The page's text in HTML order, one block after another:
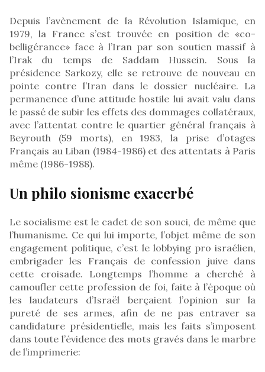
Depuis l’avènement de la Révolution Islamique, en
1979, la France s’est trouvée en position de «co-
belligérance» face à l’Iran par son soutien massif à
l’Irak du temps de Saddam Hussein. Sous la
présidence Sarkozy, elle se retrouve de nouveau en
pointe contre l’Iran dans le dossier nucléaire. La
permanence d’une attitude hostile lui avait valu dans
le passé de subir les effets des dommages collatéraux,
avec l’attentat contre le quartier général français à
Beyrouth (59 morts), en 1983, la prise d’otages
Français au Liban (1984-1986) et des attentats à Paris
même (1986-1988).
Un philo sionisme exacerbé
Le socialisme est le cadet de son souci, de même que
l’humanisme. Ce qui lui importe, l’objet même de son
engagement politique, c’est le lobbying pro israélien,
embrigader les Français de confession juive dans
cette croisade. Longtemps l’homme a cherché à
camoufler cette profession de foi, faite à l’époque où
les laudateurs d’Israël berçaient l’opinion sur la
pureté de ses armes, afin de ne pas entraver sa
candidature présidentielle, mais les faits s’imposent
dans toute l’évidence des mots gravés dans le marbre
de l’imprimerie: